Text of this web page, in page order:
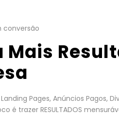
conversão
Mais
Landing Pages, Anúncios
é trazer RESULTADOS